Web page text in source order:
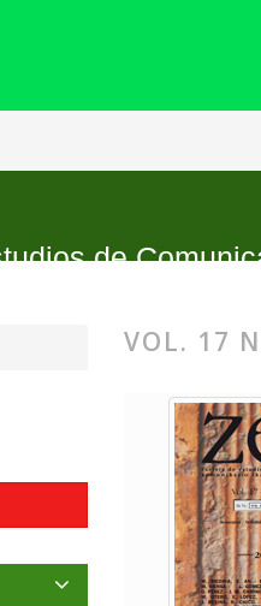
de
17 Núm. 33 (2012)
VOL. 17